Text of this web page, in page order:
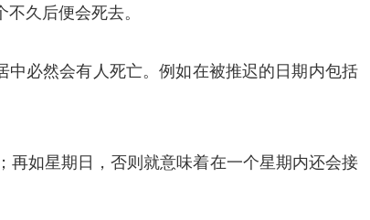
久后便会死去。
必然会有人死亡。例如在被推迟的日期内包括
如星期日，否则就意味着在一个星期内还会接